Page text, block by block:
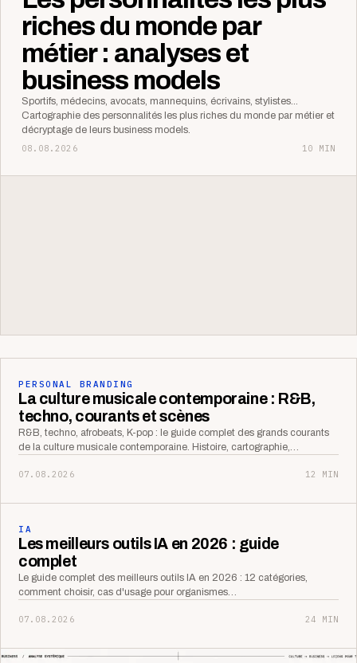
riches du monde par
métier : analyses et
business models
Sportifs, médecins, avocats, mannequins, écrivains, stylistes...
Cartographie des personnalités les plus riches du monde par métier et
décryptage de leurs business models.
08.08.2026
10 MIN
PERSONAL BRANDING
La culture musicale contemporaine : R&B,
techno, courants et scènes
R&B, techno, afrobeats, K-pop : le guide complet des grands courants
de la culture musicale contemporaine. Histoire, cartographie,…
07.08.2026 12 MIN
IA
Les meilleurs outils IA en 2026 : guide
complet
Le guide complet des meilleurs outils IA en 2026 : 12 catégories,
comment choisir, cas d'usage pour organismes…
07.08.2026 24 MIN